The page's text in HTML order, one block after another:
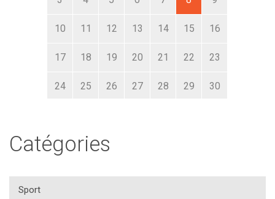
10 11 12 13 14 15 16
17 18 19 20 21 22 23
24 25 26 27 28 29 30
Catégories
Sport